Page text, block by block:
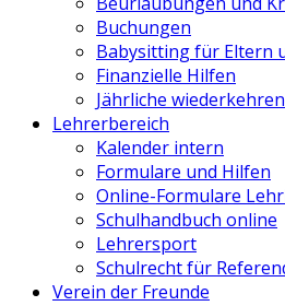
Buchungen
Babysitting für Eltern
Finanzielle Hilfen
Jährliche
Lehrerbereich
Kalender intern
Formulare und Hilfen
Online-Formulare
Schulhandbuch online
Lehrersport
Schulrecht für
Verein der Freunde